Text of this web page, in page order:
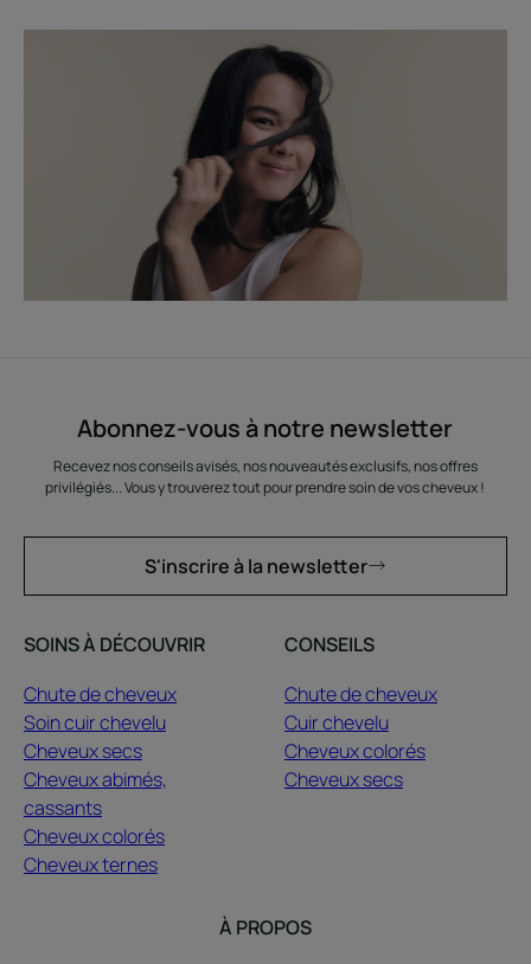
Abonnez-vous à notre newsletter
Recevez nos conseils avisés, nos nouveautés exclusifs, nos offres
privilégiés... Vous y trouverez tout pour prendre soin de vos cheveux !
S'inscrire à la newsletter
SOINS À DÉCOUVRIR
Chute de cheveux
Soin cuir chevelu
Cheveux secs
Cheveux abimés,
cassants
Cheveux colorés
Cheveux ternes
CONSEILS
Chute de cheveux
Cuir chevelu
Cheveux colorés
Cheveux secs
À PROPOS